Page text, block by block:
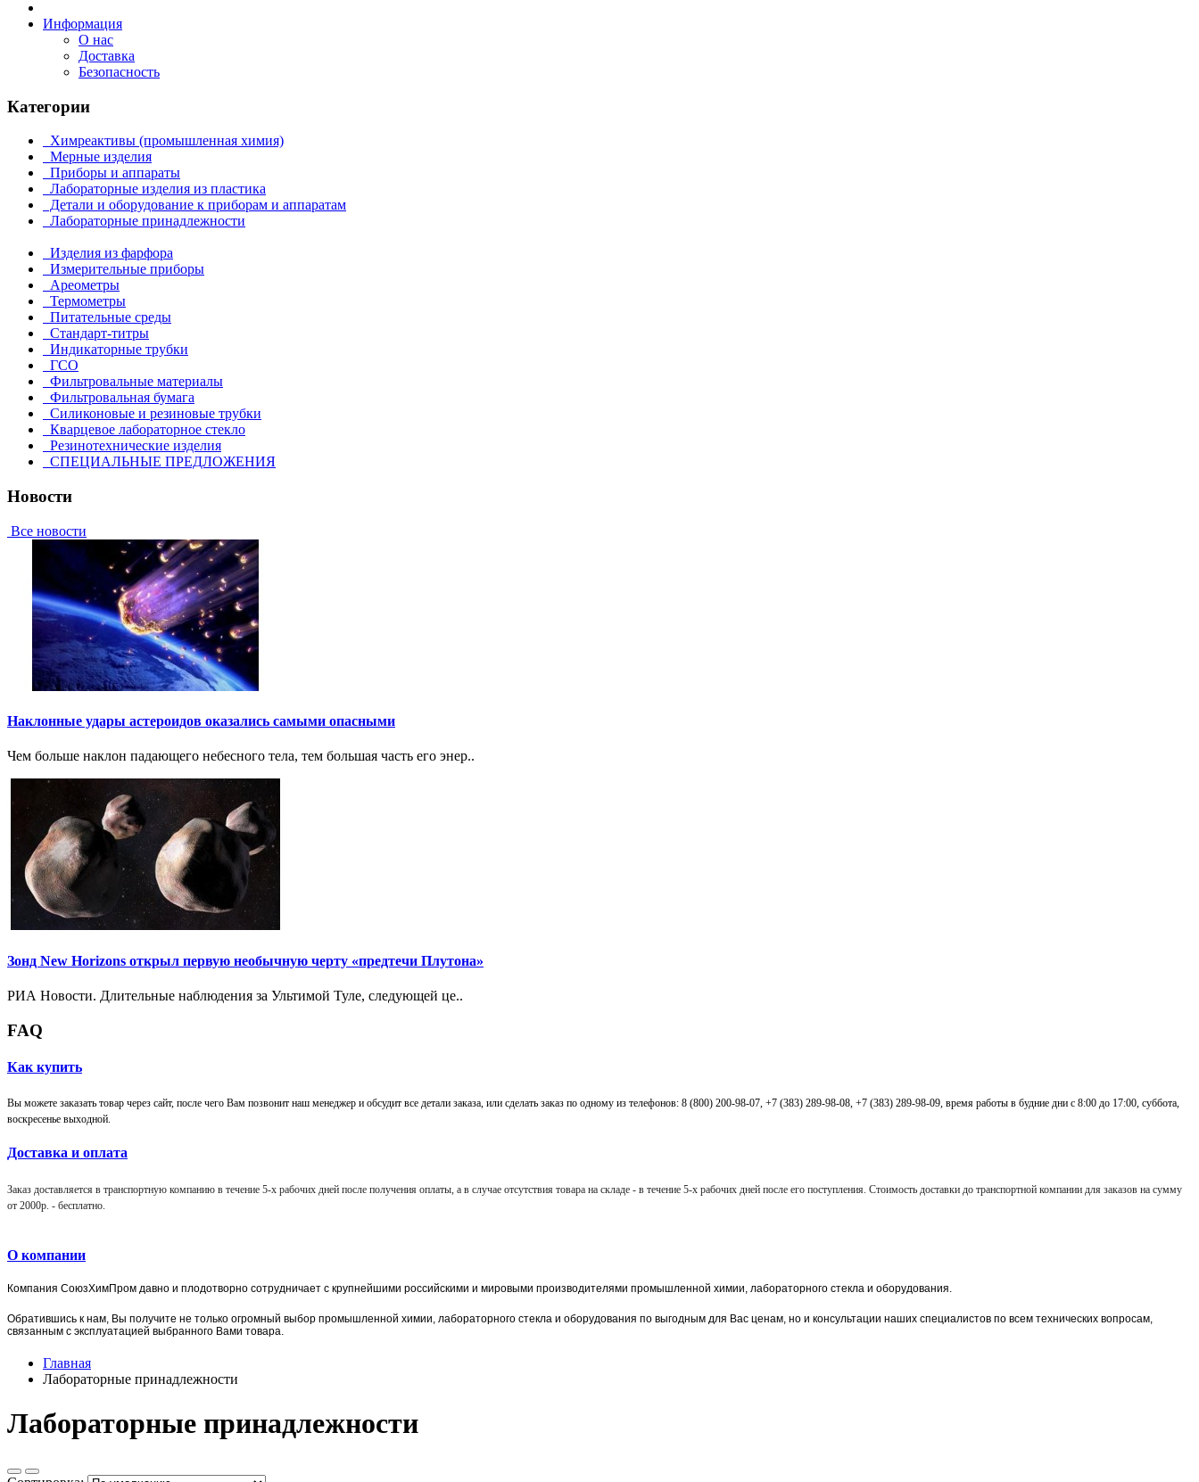
Информация
О нас
Доставка
Безопасность
Категории
Химреактивы (промышленная химия)
Мерные изделия
Приборы и аппараты
Лабораторные изделия из пластика
Детали и оборудование к приборам и аппаратам
Лабораторные принадлежности
Изделия из фарфора
Измерительные приборы
Ареометры
Термометры
Питательные среды
Стандарт-титры
Индикаторные трубки
ГСО
Фильтровальные материалы
Фильтровальная бумага
Силиконовые и резиновые трубки
Кварцевое лабораторное стекло
Резинотехнические изделия
СПЕЦИАЛЬНЫЕ ПРЕДЛОЖЕНИЯ
Новости
Все новости
Наклонные удары астероидов оказались самыми опасными
Чем больше наклон падающего небесного тела, тем большая часть его энер..
Зонд New Horizons открыл первую необычную черту «предтечи Плутона»
РИА Новости. Длительные наблюдения за Ультимой Туле, следующей це..
FAQ
Как купить
Вы можете заказать товар через сайт, после чего Вам позвонит наш менеджер и обсудит все детали заказа, или сделать заказ по одному из телефонов: 8 (800) 200-98-07, +7 (383) 289-98-08, +7 (383) 289-98-09, время работы в будние дни с 8:00 до 17:00, суббота,
воскресенье выходной.
Доставка и оплата
Заказ доставляется в транспортную компанию в течение 5-х рабочих дней после получения оплаты, а в случае отсутствия товара на складе - в течение 5-х рабочих дней после его поступления. Стоимость доставки до транспортной компании для заказов на сумму
от 2000р. - бесплатно
О компании
Компания СоюзХимПром давно и плодотворно сотрудничает с крупнейшими российскими и мировыми производителями промышленной химии, лабораторного стекла и оборудования.
Обратившись к нам, Вы получите не только огромный выбор промышленной химии, лабораторного стекла и оборудования по выгодным для Вас ценам, но и консультации наших специалистов по всем технических вопросам,
связанным с эксплуатацией выбранного Вами товара.
Главная
Лабораторные принадлежности
Лабораторные принадлежности